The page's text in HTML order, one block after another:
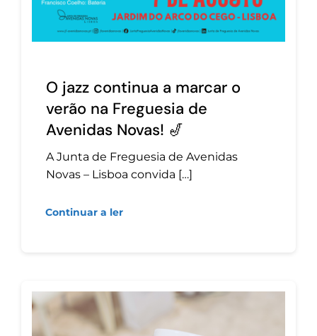
O jazz continua a marcar o
verão na Freguesia de
Avenidas Novas! 🎷
A Junta de Freguesia de Avenidas
Novas – Lisboa convida […]
Continuar a ler